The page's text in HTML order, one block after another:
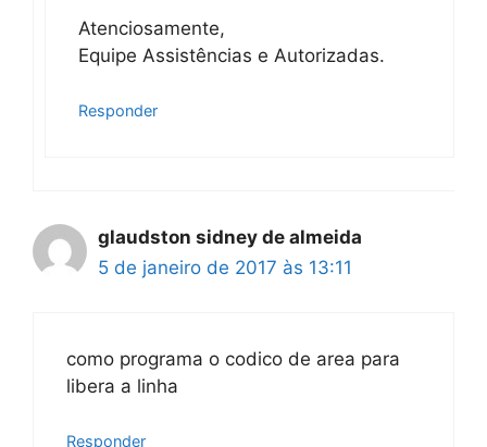
Atenciosamente,
Equipe Assistências e Autorizadas.
Responder
glaudston sidney de almeida
5 de janeiro de 2017 às 13:11
como programa o codico de area para
libera a linha
Responder